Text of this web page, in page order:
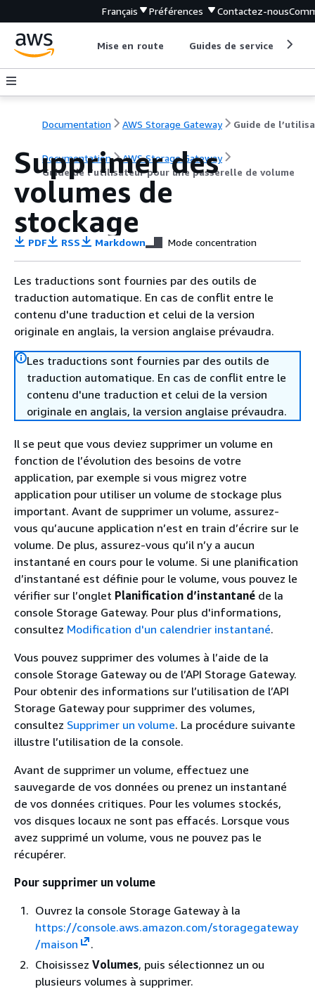
Français Préférences Contactez-nous
Mise en route Guides de service
Documentation AWS Storage Gateway
Documentation
AWS Storage Gateway
Guide de l’utilisateur pour une passerelle de volume
Supprimer des
volumes de
stockage
PDF RSS Markdown Mode concentration
Les traductions sont fournies par des outils de
traduction automatique. En cas de conflit entre le
contenu d'une traduction et celui de la version
originale en anglais, la version anglaise prévaudra.
Les traductions sont fournies par des outils de
traduction automatique. En cas de conflit entre le
contenu d'une traduction et celui de la version
originale en anglais, la version anglaise prévaudra.
Il se peut que vous deviez supprimer un volume en
fonction de l’évolution des besoins de votre
application, par exemple si vous migrez votre
application pour utiliser un volume de stockage plus
important. Avant de supprimer un volume, assurez-
vous qu’aucune application n’est en train d’écrire sur le
volume. De plus, assurez-vous qu’il n’y a aucun
instantané en cours pour le volume. Si une planification
d’instantané est définie pour le volume, vous pouvez le
vérifier sur l’onglet Planification d’instantané de la
console Storage Gateway. Pour plus d'informations,
consultez Modification d'un calendrier instantané.
Vous pouvez supprimer des volumes à l’aide de la
console Storage Gateway ou de l’API Storage Gateway.
Pour obtenir des informations sur l’utilisation de l’API
Storage Gateway pour supprimer des volumes,
consultez Supprimer un volume. La procédure suivante
illustre l’utilisation de la console.
Avant de supprimer un volume, effectuez une
sauvegarde de vos données ou prenez un instantané
de vos données critiques. Pour les volumes stockés,
vos disques locaux ne sont pas effacés. Lorsque vous
avez supprimé un volume, vous ne pouvez pas le
récupérer.
Pour supprimer un volume
Ouvrez la console Storage Gateway à la
https://console.aws.amazon.com/storagegateway
/maison
.
Choisissez Volumes, puis sélectionnez un ou
plusieurs volumes à supprimer.